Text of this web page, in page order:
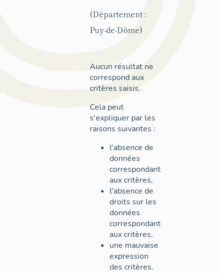
(Département :
Puy-de-Dôme)
Aucun résultat ne
correspond aux
critères saisis.
Cela peut
s'expliquer par les
raisons suivantes :
l'absence de
données
correspondant
aux critères,
l'absence de
droits sur les
données
correspondant
aux critères,
une mauvaise
expression
des critères.